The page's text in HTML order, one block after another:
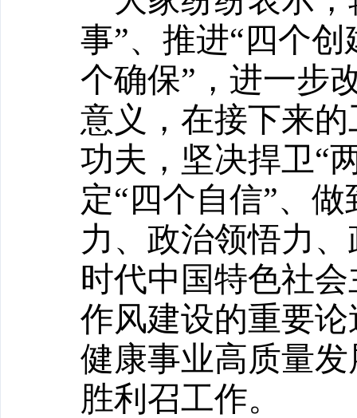
事”、推进“四个
个确保”，进一步
意义，在接下来
功夫，坚决捍卫“
定“四个自信”、
力、政治领悟力
时代中国特色社
作风建设的重要
健康事业高质量
胜利召工作。